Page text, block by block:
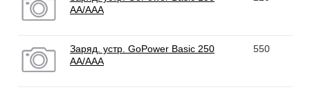
AA/AAA
Заряд. устр. GoPower Basic 250
AA/AAA
550